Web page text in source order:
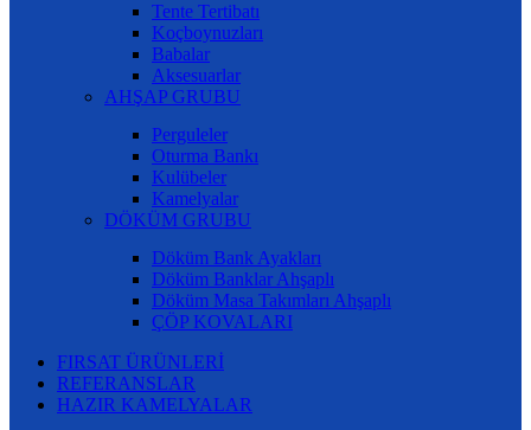
Tente Tertibatı
Koçboynuzları
Babalar
Aksesuarlar
AHŞAP GRUBU
Perguleler
Oturma Bankı
Kulübeler
Kamelyalar
DÖKÜM GRUBU
Döküm Bank Ayakları
Döküm Banklar Ahşaplı
Döküm Masa Takımları Ahşaplı
ÇÖP KOVALARI
FIRSAT ÜRÜNLERİ
REFERANSLAR
HAZIR KAMELYALAR